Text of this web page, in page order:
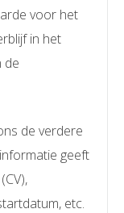
voor het
in het
de
de verdere
geeft
etc.